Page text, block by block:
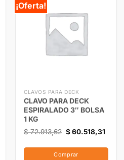
¡Oferta!
CLAVOS PARA DECK
CLAVO PARA DECK
ESPIRALADO 3″ BOLSA
1 KG
$72.913,62 $60.518,31
Comprar